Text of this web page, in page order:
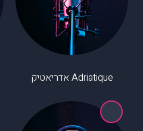
Adriatique אדריאטיק